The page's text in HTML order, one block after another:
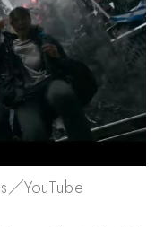
YouTube